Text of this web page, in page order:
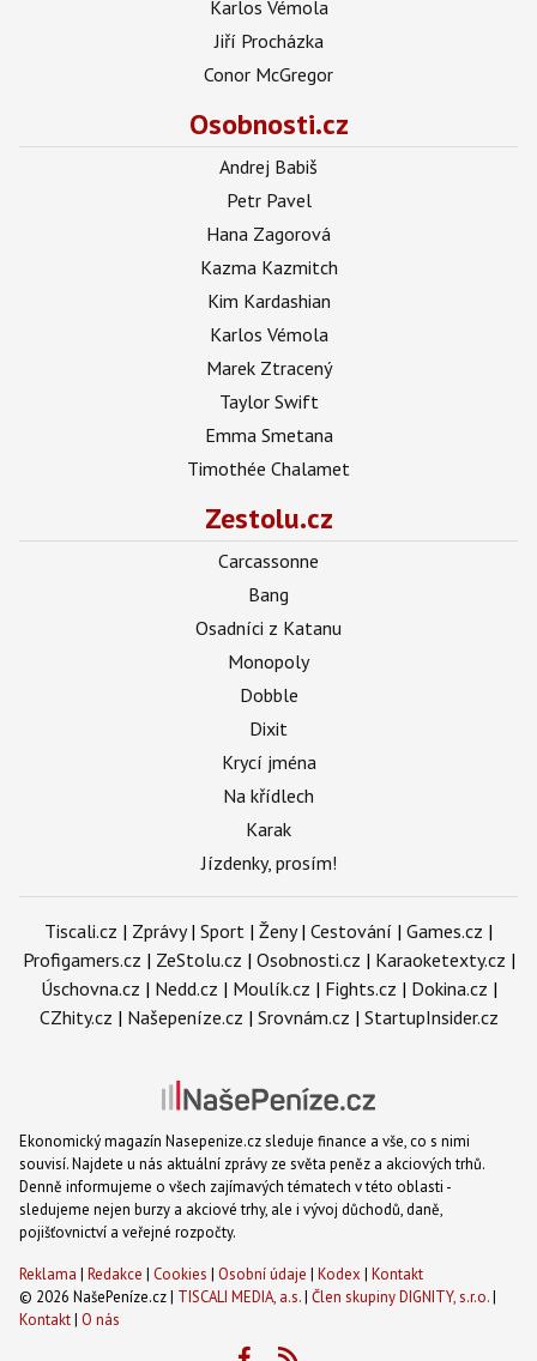
Karlos Vémola
Jiří Procházka
Conor McGregor
Osobnosti.cz
Andrej Babiš
Petr Pavel
Hana Zagorová
Kazma Kazmitch
Kim Kardashian
Karlos Vémola
Marek Ztracený
Taylor Swift
Emma Smetana
Timothée Chalamet
Zestolu.cz
Carcassonne
Bang
Osadníci z Katanu
Monopoly
Dobble
Dixit
Krycí jména
Na křídlech
Karak
Jízdenky, prosím!
Tiscali.cz | Zprávy| Sport | Ženy| Cestování | Games.cz |
Profigamers.cz | ZeStolu.cz | Osobnosti.cz | Karaoketexty.cz |
Úschovna.cz | Nedd.cz | Moulík.cz | Fights.cz | Dokina.cz |
CZhity.cz | Našepeníze.cz | Srovnám.cz | StartupInsider.cz
Ekonomický magazín Nasepenize.cz sleduje finance a vše, co s nimi
souvisí. Najdete u nás aktuální zprávy ze světa peněz a akciových trhů.
Denně informujeme o všech zajímavých tématech v této oblasti -
sledujeme nejen burzy a akciové trhy, ale i vývoj důchodů, daně,
pojišťovnictví a veřejné rozpočty.
Reklama | Redakce | Cookies | Osobní údaje | Kodex | Kontakt
© 2026 NašePeníze.cz | TISCALI MEDIA, a.s.| Člen skupiny DIGNITY, s.r.o.|
Kontakt| O nás